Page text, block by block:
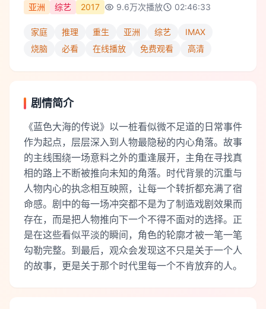
亚洲 综艺 2017 9.6万次播放 02:46:33
家庭 推理 重生 亚洲 综艺
IMAX
烧脑
必看 在线播放 免费观看 高清
剧情简介
《蓝色大海的传说》以一桩看似微不足道的日常事件
作为起点，层层深入到人物最隐秘的内心角落。故事
的主线围绕一场意料之外的重逢展开，主角在寻找真
相的路上不断被推向未知的角落。时代背景的沉重与
人物内心的执念相互映照，让每一个转折都充满了宿
命感。剧中的每一场冲突都不是为了制造戏剧效果而
存在，而是把人物推向下一个不得不面对的选择。正
是在这些看似平淡的瞬间，角色的轮廓才被一笔一笔
勾勒完整。到最后，观众会发现这不只是关于一个人
的故事，更是关于那个时代里每一个不肯放弃的人。